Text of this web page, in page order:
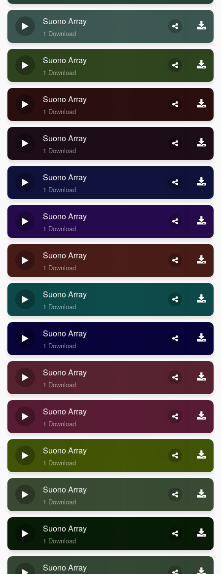
Suono Array
1 Download
Suono Array
1 Download
Suono Array
1 Download
Suono Array
1 Download
Suono Array
1 Download
Suono Array
1 Download
Suono Array
1 Download
Suono Array
1 Download
Suono Array
1 Download
Suono Array
1 Download
Suono Array
1 Download
Suono Array
1 Download
Suono Array
1 Download
Suono Array
1 Download
Suono Array